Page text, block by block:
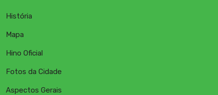
História
Mapa
Hino Oficial
Fotos da Cidade
Aspectos Gerais